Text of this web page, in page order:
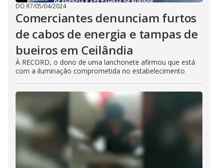
DO R7/05/04/2024
Comerciantes denunciam furtos
de cabos de energia e tampas de
bueiros em Ceilândia
À RECORD, o dono de uma lanchonete afirmou que está
com a iluminação comprometida no estabelecimento